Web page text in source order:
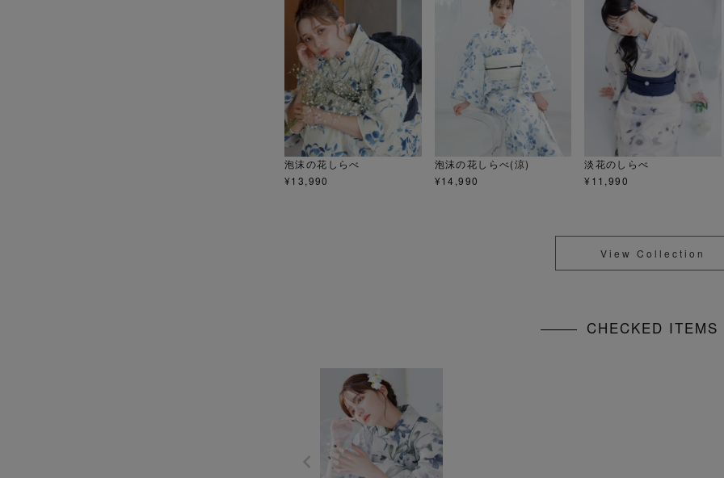
泡沫の花しらべ
¥13,990
泡沫の花しらべ(涼)
¥14,990
淡花のしらべ
¥11,990
View Collection
CHECKED ITEMS